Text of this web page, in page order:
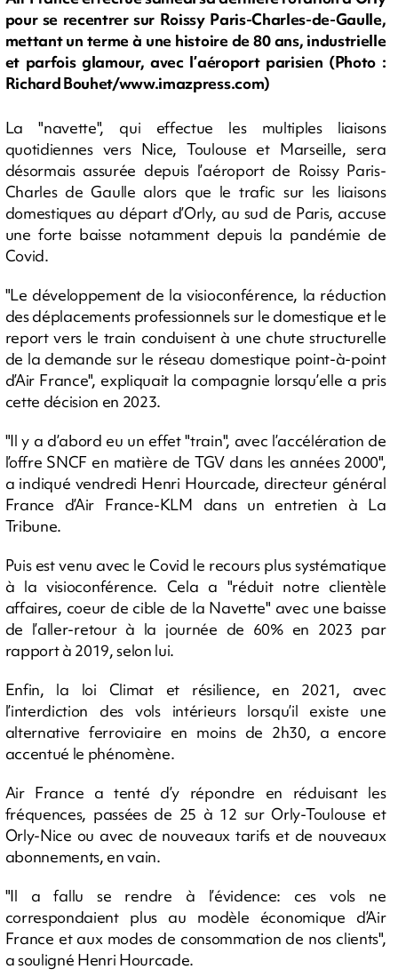
pour se recentrer sur Roissy Paris-Charles-de-Gaulle,
mettant un terme à une histoire de 80 ans, industrielle
et parfois glamour, avec l’aéroport parisien (Photo :
Richard Bouhet/www.imazpress.com)
La "navette", qui effectue les multiples liaisons
quotidiennes vers Nice, Toulouse et Marseille, sera
désormais assurée depuis l’aéroport de Roissy Paris-
Charles de Gaulle alors que le trafic sur les liaisons
domestiques au départ d’Orly, au sud de Paris, accuse
une forte baisse notamment depuis la pandémie de
Covid.
"Le développement de la visioconférence, la réduction
des déplacements professionnels sur le domestique et le
report vers le train conduisent à une chute structurelle
de la demande sur le réseau domestique point-à-point
d’Air France", expliquait la compagnie lorsqu’elle a pris
cette décision en 2023.
"Il y a d’abord eu un effet "train", avec l’accélération de
l’offre SNCF en matière de TGV dans les années 2000",
a indiqué vendredi Henri Hourcade, directeur général
France d’Air France-KLM dans un entretien à La
Tribune.
Puis est venu avec le Covid le recours plus systématique
à la visioconférence. Cela a "réduit notre clientèle
affaires, coeur de cible de la Navette" avec une baisse
de l’aller-retour à la journée de 60% en 2023 par
rapport à 2019, selon lui.
Enfin, la loi Climat et résilience, en 2021, avec
l’interdiction des vols intérieurs lorsqu’il existe une
alternative ferroviaire en moins de 2h30, a encore
accentué le phénomène.
Air France a tenté d’y répondre en réduisant les
fréquences, passées de 25 à 12 sur Orly-Toulouse et
Orly-Nice ou avec de nouveaux tarifs et de nouveaux
abonnements, en vain.
"Il a fallu se rendre à l’évidence: ces vols ne
correspondaient plus au modèle économique d’Air
France et aux modes de consommation de nos clients",
a souligné Henri Hourcade.